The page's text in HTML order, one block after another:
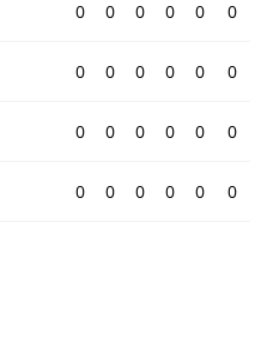
0 0 0 0 0 0
0 0 0 0 0 0
0 0 0 0 0 0
0 0 0 0 0 0